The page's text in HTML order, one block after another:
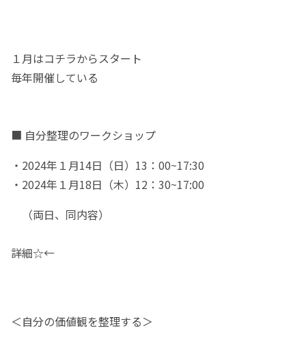
１月はコチラからスタート
毎年開催している
■ 自分整理のワークショップ
・2024年１月14日（日）13：00~17:30
・2024年１月18日（木）12：30~17:00
（両日、同内容）
詳細☆←
＜自分の価値観を整理する＞